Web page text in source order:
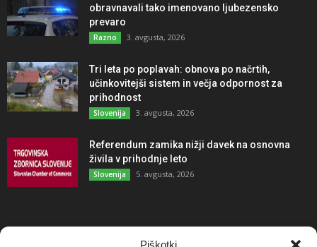
Piškotki
obravnavali tako imenovano ljubezensko
prevaro
Razno 3. avgusta, 2026
Tri leta po poplavah: obnova po načrtih,
učinkovitejši sistem in večja odpornost za
prihodnost
Slovenija 3. avgusta, 2026
Referendum zamika nižji davek na osnovna
živila v prihodnje leto
Slovenija 5. avgusta, 2026
NAJBOLJ KOMENTIRANO